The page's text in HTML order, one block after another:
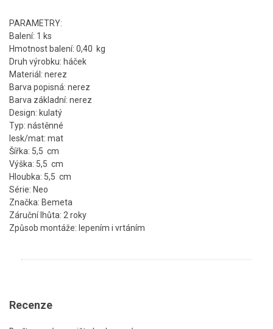
PARAMETRY:
Balení: 1 ks
Hmotnost balení: 0,40 kg
Druh výrobku: háček
Materiál: nerez
Barva popisná: nerez
Barva základní: nerez
Design: kulatý
Typ: nástěnné
lesk/mat: mat
Šířka: 5,5 cm
Výška: 5,5 cm
Hloubka: 5,5 cm
Série: Neo
Značka: Bemeta
Záruční lhůta: 2 roky
Způsob montáže: lepením i vrtáním
Recenze